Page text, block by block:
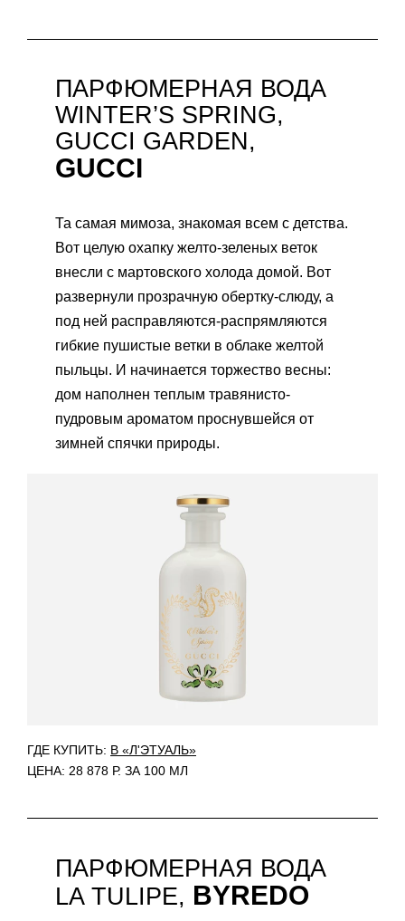
ПАРФЮМЕРНАЯ ВОДА
WINTER’S SPRING,
GUCCI GARDEN,
GUCCI
Та самая мимоза, знакомая всем с детства.
Вот целую охапку желто-зеленых веток
внесли с мартовского холода домой. Вот
развернули прозрачную обертку-слюду, а
под ней расправляются-распрямляются
гибкие пушистые ветки в облаке желтой
пыльцы. И начинается торжество весны:
дом наполнен теплым травянисто-
пудровым ароматом проснувшейся от
зимней спячки природы.
ГДЕ КУПИТЬ: В «Л'ЭТУАЛЬ»
ЦЕНА: 28 878 Р. ЗА 100 МЛ
ПАРФЮМЕРНАЯ ВОДА
LA TULIPE, BYREDO